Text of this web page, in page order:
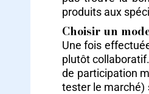
produits aux
Choisir un
Une fois
plutôt
de participation
tester le marché)